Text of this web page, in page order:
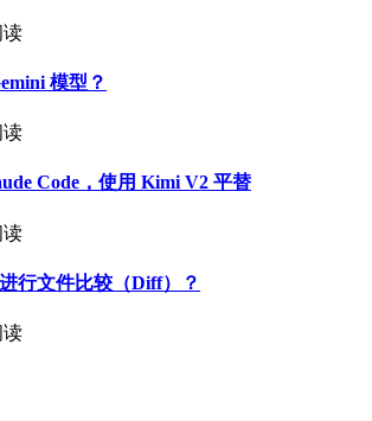
读
模型？
读
Code，使用 Kimi V2 平替
读
行文件比较（Diff）？
读